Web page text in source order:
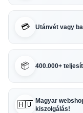
💳 Utánvét vagy
📦 400.000+
🇭🇺 Magyar
kiszolgálás!